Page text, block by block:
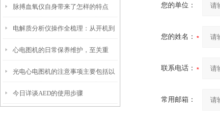
脉搏血氧仪自身带来了怎样的特点
呢？
电解质分析仪操作全梳理：从开机到
出结果，每一步都藏着关键细节
心电图机的日常保养维护，至关重
要！
光电心电图机的注意事项主要包括以
下几个方面
今日详谈AED的使用步骤
您的单位：
您的姓名：
联系电话：
常用邮箱：